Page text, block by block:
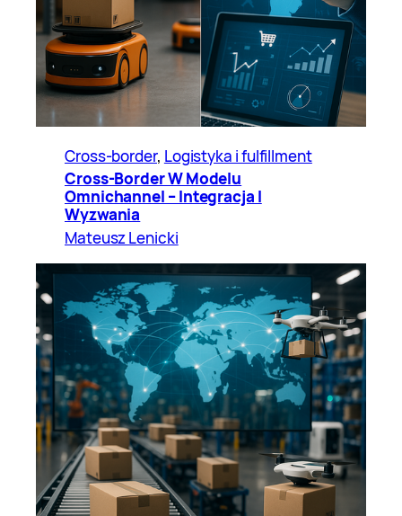
Cross-border, Logistyka i fulfillment
Cross-Border W Modelu
Omnichannel – Integracja I
Wyzwania
Mateusz Lenicki